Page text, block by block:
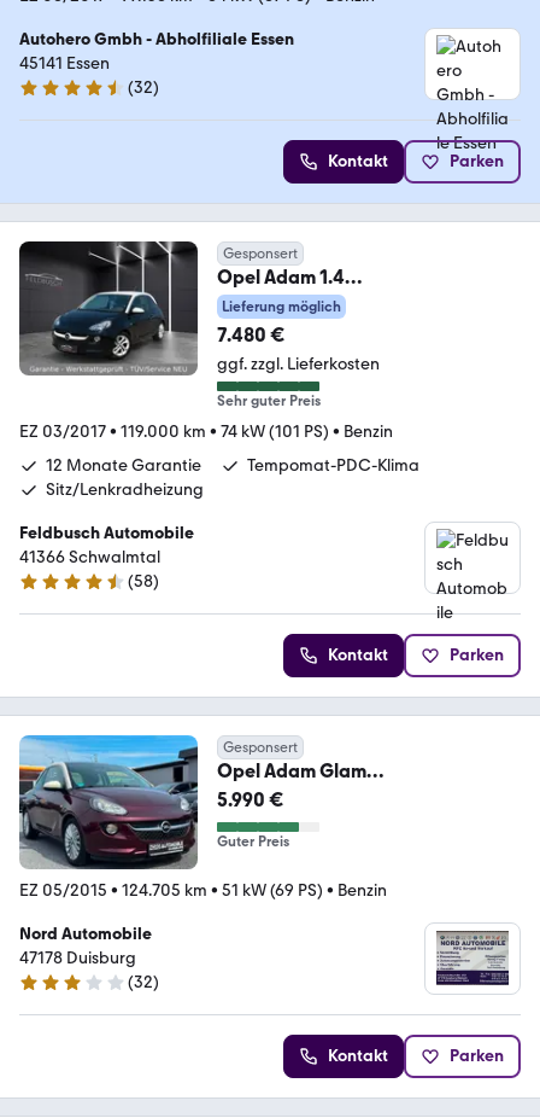
Autohero Gmbh - Abholfiliale Essen
45141 Essen
4.7 Sterne
(32)
Kontakt Parken
Gesponsert
Opel Adam 1.4
Unlimited"Garantie-
ServiceNEU"2.Hand
Lieferung möglich
7.480 €
ggf. zzgl. Lieferkosten
Sehr guter Preis
EZ 03/2017• 119.000 km • 74 kW (101 PS) • Benzin
12 Monate Garantie
Tempomat-PDC-Klima
Sitz/Lenkradheizung
Feldbusch Automobile
41366 Schwalmtal
4.5 Sterne
(58)
Kontakt Parken
Gesponsert
Opel Adam Glam
*PANO*TEMP*SITZ&LENKR-
HZG*PDC*
5.990 €
Guter Preis
EZ 05/2015 • 124.705 km • 51 kW (69 PS) • Benzin
Nord Automobile
47178 Duisburg
3 Sterne
(32)
Kontakt Parken